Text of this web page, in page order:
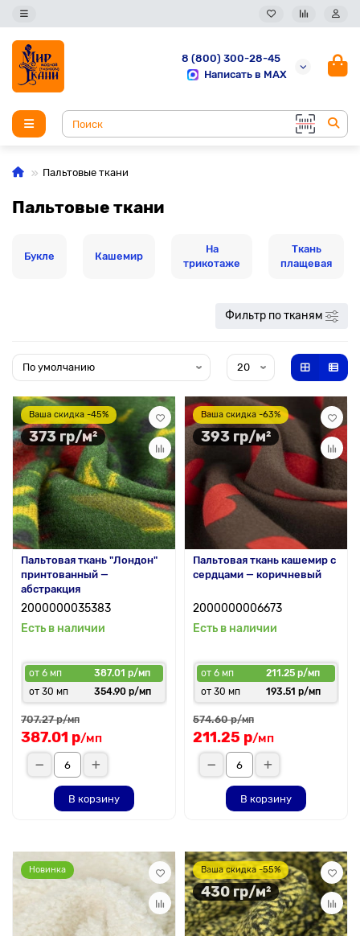
8 (800) 300-28-45
Написать в MAX
Пальтовые ткани
Пальтовые ткани
Букле Кашемир
На
трикотаже
Ткань
плащевая
Фильтр по тканям
Ваша скидка -45%
373 гр/м²
Пальтовая ткань "Лондон"
принтованный —
абстракция
2000000035383
Есть в наличии
от 6 мп
387.01 р/мп
от 30 мп
354.90 р/мп
707.27 р/мп
387.01 р/мп
В корзину
Ваша скидка -63%
393 гр/м²
Пальтовая ткань кашемир с
сердцами — коричневый
2000000006673
Есть в наличии
от 6 мп
211.25 р/мп
от 30 мп
193.51 р/мп
574.60 р/мп
211.25 р/мп
В корзину
Новинка Ваша скидка -55%
430 гр/м²